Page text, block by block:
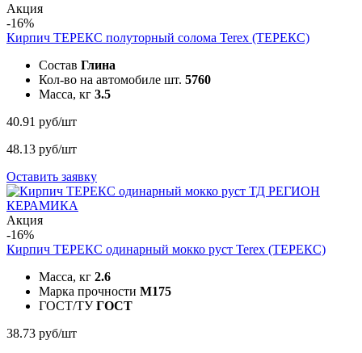
Акция
-16%
Кирпич ТЕРЕКС полуторный солома Terex (ТЕРЕКС)
Состав Глина
Кол-во на автомобиле шт. 5760
Масса, кг 3.5
40.91 руб/шт
48.13 руб/шт
Оставить заявку
Акция
-16%
Кирпич ТЕРЕКС одинарный мокко руст Terex (ТЕРЕКС)
Масса, кг 2.6
Марка прочности M175
ГОСТ/ТУ ГОСТ
38.73 руб/шт